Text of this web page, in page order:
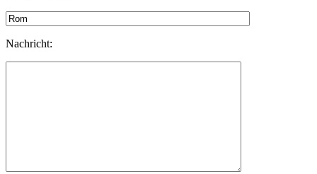
Nachricht: